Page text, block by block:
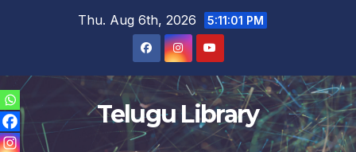
Thu. Aug 6th, 2026 5:11:02 PM
Telugu Library